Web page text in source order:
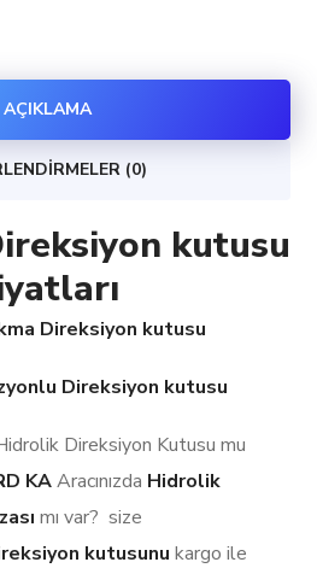
AÇIKLAMA
(0)
kutusu
Direksiyon kutusu
Direksiyon kutusu
Direksiyon Kutusu mu
KAAracınızda Hidrolik
mı var? size
kutusunu kargo ile